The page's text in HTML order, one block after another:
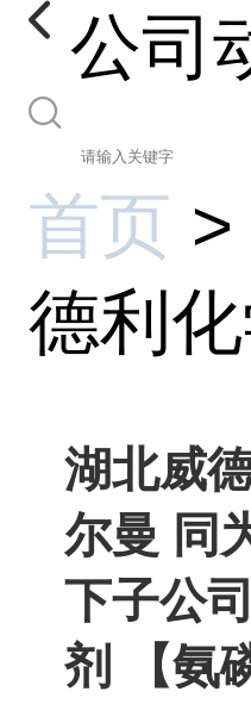
公司
首页 >
德利
湖北威
尔曼 同
下子公
剂 【氨